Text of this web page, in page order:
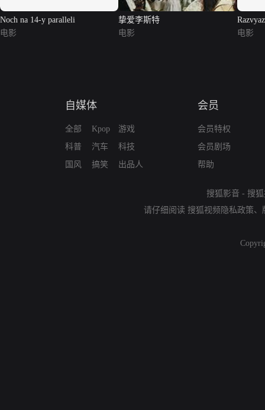
Noch na 14-y paralleli
电影
挚爱李斯特
电影
电影
自媒体
全部
科普
国风
Kpop
汽车
搞笑
游戏
科技
出品人
会员
会员特权
会员剧场
帮助
搜狐影音 - 搜
请仔细阅读 搜狐视频隐私政策、